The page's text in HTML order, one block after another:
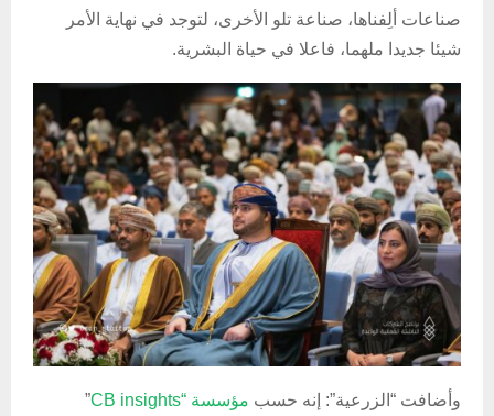
صناعات ألِفناها، صناعة تلو الأخرى، لتوجد في نهاية الأمر
شيئا جديدا ملهما، فاعلا في حياة البشرية.
وأضافت “الزرعية”: إنه حسب مؤسسة “CB insights
”